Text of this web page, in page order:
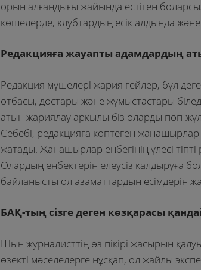
орын алғандығы жайында естіген
көшелерде, клубтардың есік алдында
Редакцияға жауапты адамдардың
Редакция мүшелері жария гейлер, бұл
отбасы, достары және жұмыстастары
атын жариялау арқылы біз оларды поп-
Себебі, редакцияға көптеген жанашырлар
жатады. Жанашырлар еңбегінің үлесі
Олардың еңбектерін елеусіз қалдыруға
байланысты ол азаматтардың есімдерін
БАҚ-тың сізге деген көзқарасы
Шын журналисттің өз пікірі жасырын
өзекті мәселелерге нұсқап, ол жайлы